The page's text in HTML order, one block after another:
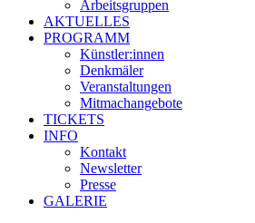
Arbeitsgruppen
AKTUELLES
PROGRAMM
Künstler:innen
Denkmäler
Veranstaltungen
Mitmachangebote
TICKETS
INFO
Kontakt
Newsletter
Presse
GALERIE